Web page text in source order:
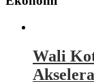
Wali